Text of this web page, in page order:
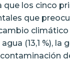
que los cinco
que
climático
(13,1 %), la